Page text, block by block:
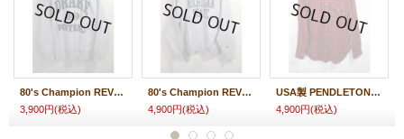
80's Champion REVERSE WEAVE チャンピオン リバースウィーブ ３段
3,900円(税込)
80's Champion REVERSE WEAVE チャンピオン リバースウィーブ 染込み
4,900円(税込)
USA製 PENDLETON ペンドルトン LOBO ウールシャツ
4,900円(税込)